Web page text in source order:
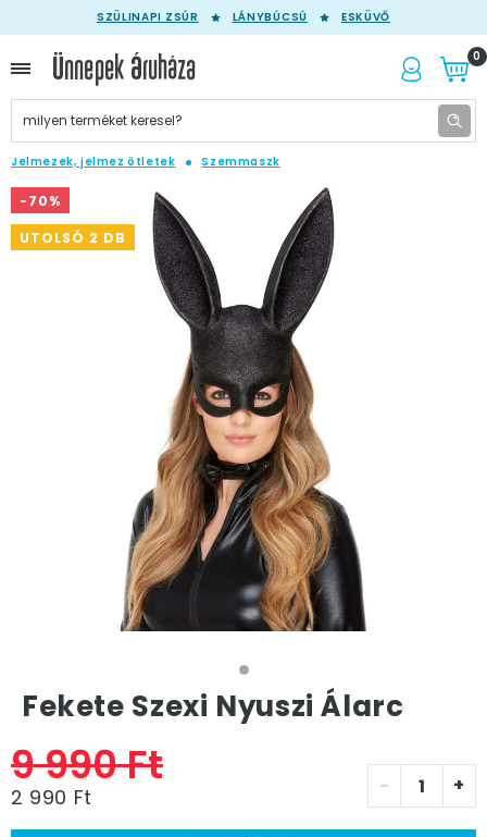
SZÜLINAPI ZSÚR LÁNYBÚCSÚ ESKÜVŐ
0
Jelmezek, jelmez ötletek Szemmaszk
-70%
UTOLSÓ 2 DB
Fekete Szexi Nyuszi Álarc
9 990 Ft
2 990 Ft - +